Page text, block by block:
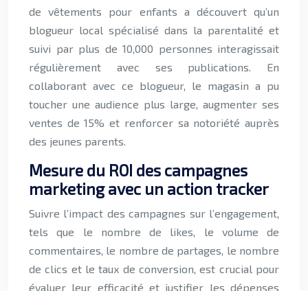
de vêtements pour enfants a découvert qu’un
blogueur local spécialisé dans la parentalité et
suivi par plus de 10,000 personnes interagissait
régulièrement avec ses publications. En
collaborant avec ce blogueur, le magasin a pu
toucher une audience plus large, augmenter ses
ventes de 15% et renforcer sa notoriété auprès
des jeunes parents.
Mesure du ROI des campagnes
marketing avec un action tracker
Suivre l’impact des campagnes sur l’engagement,
tels que le nombre de likes, le volume de
commentaires, le nombre de partages, le nombre
de clics et le taux de conversion, est crucial pour
évaluer leur efficacité et justifier les dépenses